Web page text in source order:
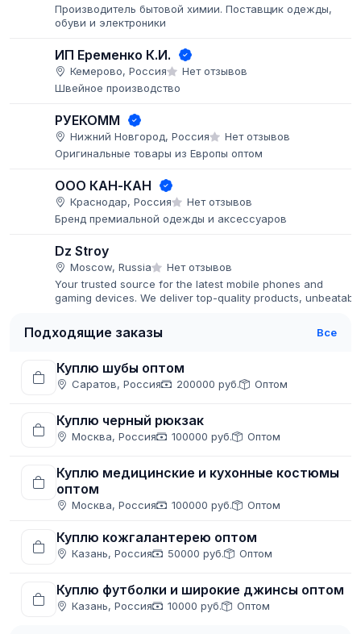
Производитель бытовой химии. Поставщик одежды,
обуви и электроники
ИП Еременко К.И.
Кемерово, Россия
Нет отзывов
Швейное производство
РУЕКОММ
Нижний Новгород, Россия
Нет отзывов
Оригинальные товары из Европы оптом
ООО КАН-КАН
Краснодар, Россия
Нет отзывов
Бренд премиальной одежды и аксессуаров
Dz Stroy
Moscow, Russia
Нет отзывов
Your trusted source for the latest mobile phones and
gaming devices. We deliver top-quality products,
Подходящие заказы Все
Куплю шубы оптом
Саратов, Россия 200000 руб. Оптом
Куплю черный рюкзак
Москва, Россия 100000 руб. Оптом
Куплю медицинские и кухонные костюмы
оптом
Москва, Россия 100000 руб. Оптом
Куплю кожгалантерею оптом
Казань, Россия 50000 руб. Оптом
Куплю футболки и широкие джинсы оптом
Казань, Россия 10000 руб. Оптом